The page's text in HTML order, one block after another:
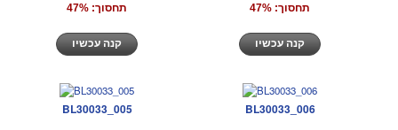
תחסוך: 47%
תחסוך: 47%
BL30033_005 BL30033_006